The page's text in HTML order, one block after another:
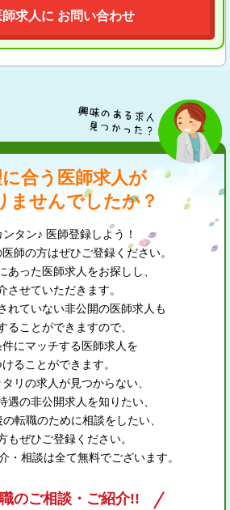
師求人に お問い合わせ
合う医師求人が
ませんでしたか？
タン♪ 医師登録しよう！
師の方はぜひご登録ください。
あった医師求人をお探しし、
させていただきます。
れていない非公開の医師求人も
ることができますので、
にマッチする医師求人を
けることができます。
リの求人が見つからない、
遇の非公開求人を知りたい、
転職のために相談をしたい、
もぜひご登録ください。
・相談は全て無料でございます。
のご相談・ご紹介!!